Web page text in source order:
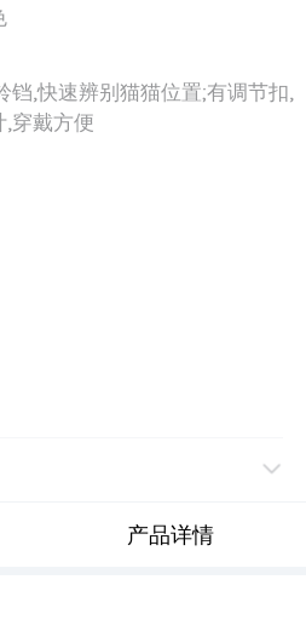
铛,快速辨别猫猫位置;有调节扣,
,穿戴方便
产品详情